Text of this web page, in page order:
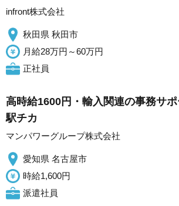
infront株式会社
秋田県 秋田市
月給28万円～60万円
正社員
高時給1600円・輸入関連の事務サ
駅チカ
マンパワーグループ株式会社
愛知県 名古屋市
時給1,600円
派遣社員